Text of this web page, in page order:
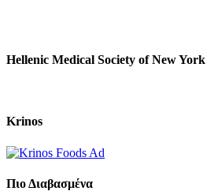
Hellenic Medical Society of New York
Krinos
Πιο Διαβασμένα